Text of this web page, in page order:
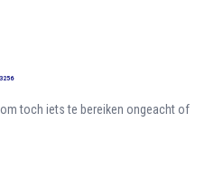
toch iets te bereiken ongeacht of